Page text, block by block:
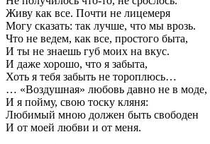
Живу как все. Почти не лицемеря
Могу сказать: так лучше, что мы врозь.
Что не ведем, как все, простого быта,
И ты не знаешь губ моих на вкус.
И даже хорошо, что я забыта,
Хоть я тебя забыть не тороплюсь…
… «Воздушная» любовь давно не в моде,
И я пойму, свою тоску кляня:
Любимый мною должен быть свободен
И от моей любви и от меня.